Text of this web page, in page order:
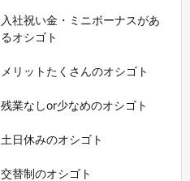
入社祝い金・ミニボーナスがあ
るオシゴト
メリットたくさんのオシゴト
残業なしor少なめのオシゴト
土日休みのオシゴト
交替制のオシゴト